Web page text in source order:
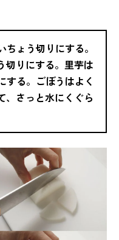
ょう切りにする。
切りにする。里芋は
する。ごぼうはよく
、さっと水にくぐら